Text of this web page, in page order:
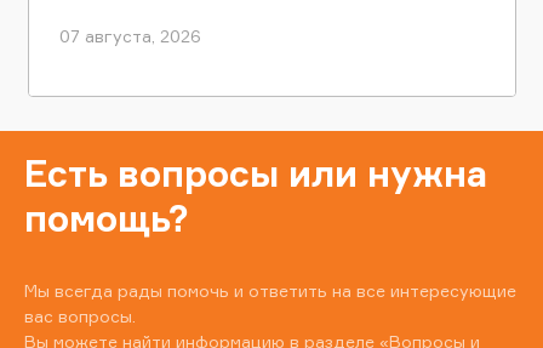
07 августа, 2026
Есть вопросы или нужна
помощь?
Мы всегда рады помочь и ответить на все интересующие
вас вопросы.
Вы можете найти информацию в разделе «Вопросы и